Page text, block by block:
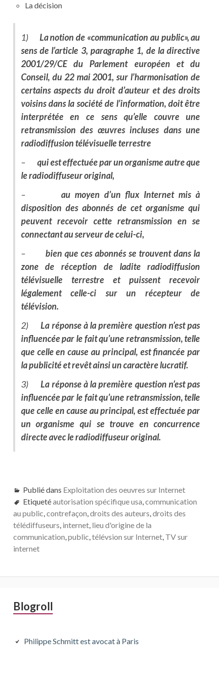
La décision
1) La notion de «communication au public», au
sens de l’article 3, paragraphe 1, de la directive
2001/29/CE du Parlement européen et du
Conseil, du 22 mai 2001, sur l’harmonisation de
certains aspects du droit d’auteur et des droits
voisins dans la société de l’information, doit être
interprétée en ce sens qu’elle couvre une
retransmission des œuvres incluses dans une
radiodiffusion télévisuelle terrestre
–qui est effectuée par un organisme autre que
le radiodiffuseur original,
– au moyen d’un flux Internet mis à
disposition des abonnés de cet organisme qui
peuvent recevoir cette retransmission en se
connectant au serveur de celui-ci,
– bien que ces abonnés se trouvent dans la
zone de réception de ladite radiodiffusion
télévisuelle terrestre et puissent recevoir
légalement celle-ci sur un récepteur de
télévision.
2)La réponse à la première question n’est pas
influencée par le fait qu’une retransmission, telle
que celle en cause au principal, est financée par
la publicité et revêt ainsi un caractère lucratif.
3)La réponse à la première question n’est pas
influencée par le fait qu’une retransmission, telle
que celle en cause au principal, est effectuée par
un organisme qui se trouve en concurrence
directe avec le radiodiffuseur original.
Publié dans Exploitation des oeuvres sur Internet
Etiquetéautorisation spécifique usa,communication
au public,contrefaçon,droits des auteurs,droits des
télédiffuseurs, internet, lieu d'origine de la
communication,public,télévsion sur Internet, TV sur
internet
Barre
principale
Blogroll
Philippe Schmitt est avocat à Paris